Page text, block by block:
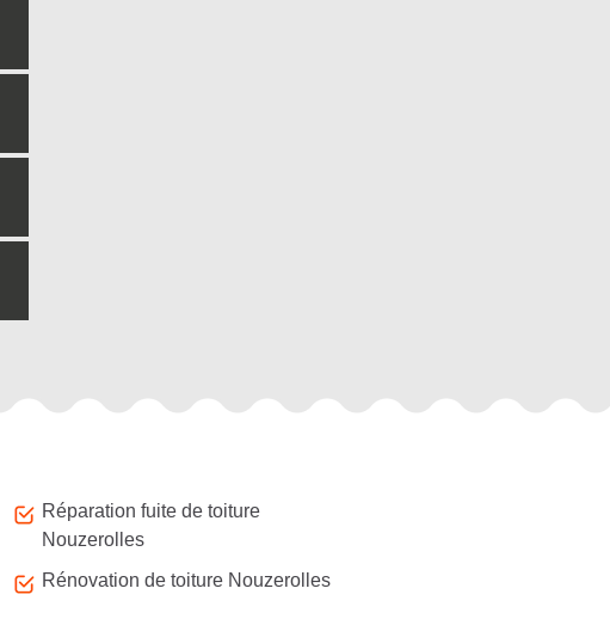
Réparation fuite de toiture
Nouzerolles
Rénovation de toiture Nouzerolles